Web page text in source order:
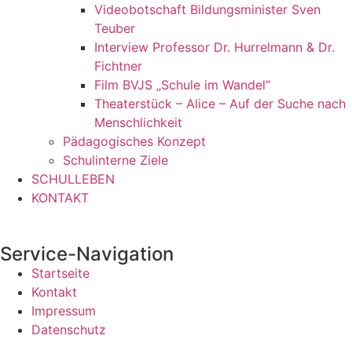
Videobotschaft Bildungsminister Sven
Teuber
Interview Professor Dr. Hurrelmann & Dr.
Fichtner
Film BVJS „Schule im Wandel“
Theaterstück – Alice – Auf der Suche nach
Menschlichkeit
Pädagogisches Konzept
Schulinterne Ziele
SCHULLEBEN
KONTAKT
Service-Navigation
Startseite
Kontakt
Impressum
Datenschutz